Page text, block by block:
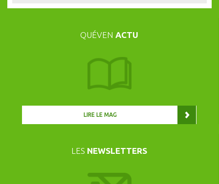
QUÉVEN ACTU
LIRE LE MAG
LES NEWSLETTERS